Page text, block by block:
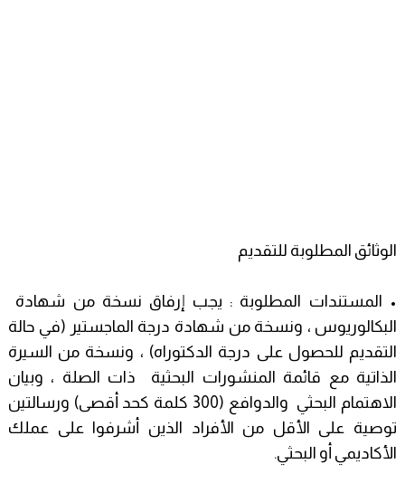
الوثائق المطلوبة للتقديم
• المستندات المطلوبة : يجب إرفاق نسخة من شهادة
البكالوريوس ، ونسخة من شهادة درجة الماجستير (في حالة
التقديم للحصول على درجة الدكتوراه) ، ونسخة من السيرة
الذاتية مع قائمة المنشورات البحثية ذات الصلة ، وبيان
الاهتمام البحثي والدوافع (300 كلمة كحد أقصى) ورسالتين
توصية على الأقل من الأفراد الذين أشرفوا على عملك
الأكاديمي أو البحثي.